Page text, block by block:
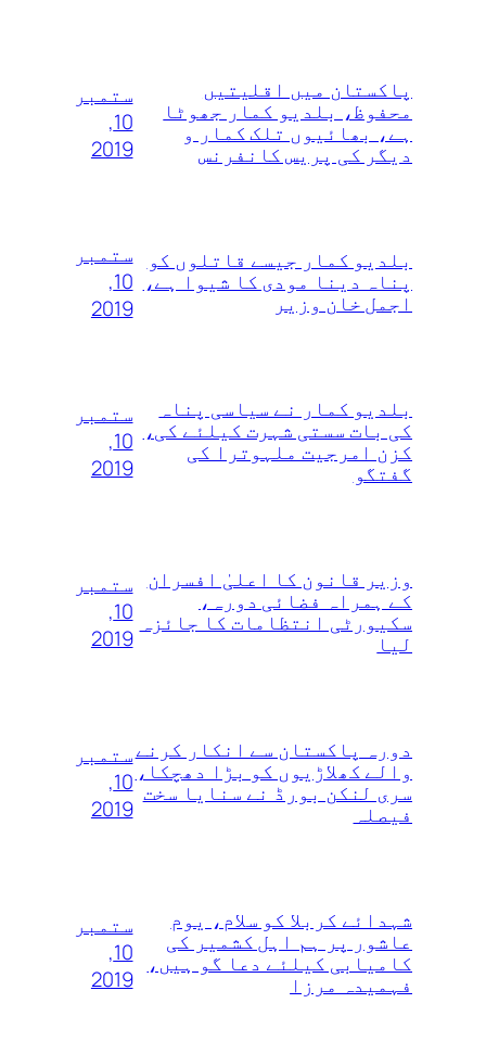
پاکستان میں اقلیتیں
محفوظ، بلدیو کمار جھوٹا
ہے، بھائیوں تلک کمار و
دیگر کی پریس کانفرنس
ستمبر
10,
2019
بلدیو کمار جیسے قاتلوں‌ کو
پناہ دینا مودی کا شیوا ہے،
اجمل خان وزیر
ستمبر
10,
2019
بلدیو کمار نے سیاسی پناہ
کی بات سستی شہرت کیلئے کی،
کزن امرجیت ملہوترا کی
گفتگو
ستمبر
10,
2019
وزیر قانون کا اعلیٰ‌ افسران
کے ہمراہ فضائی دورہ،
سکیورٹی انتظامات کا جائزہ
لیا
ستمبر
10,
2019
دورہ پاکستان سے انکار کرنے
والے کھلاڑیوں‌ کو بڑا دھچکا،
سری لنکن بورڈ نے سنایا سخت
فیصلہ
ستمبر
10,
2019
شہدائے کربلا کو سلام، یوم
عاشور پر ہم اہل کشمیر کی
کامیابی کیلئے دعا گو ہیں،
فہمیدہ مرزا
ستمبر
10,
2019